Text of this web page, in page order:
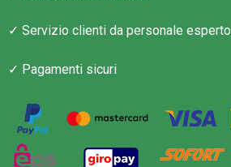
✓ Servizio clienti da personale esperto
✓ Pagamenti sicuri